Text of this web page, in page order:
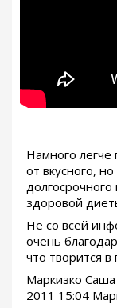
Намного легче
от вкусного,
здоровой
Не со всей
очень
что творится
Маркизко
2011 15:04